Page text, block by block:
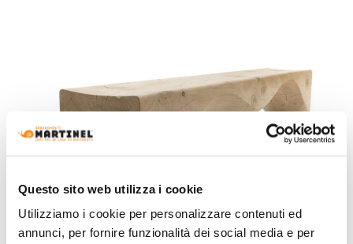
Questo sito web utilizza i cookie
Utilizziamo i cookie per personalizzare contenuti ed
annunci, per fornire funzionalità dei social media e per